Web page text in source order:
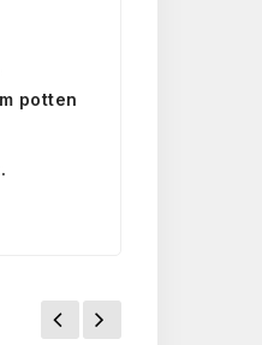
potten